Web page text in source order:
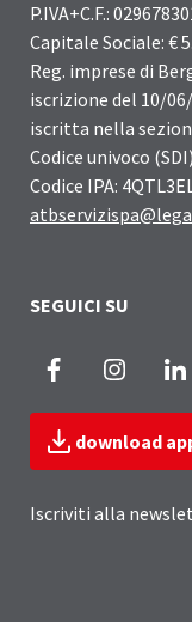
P.IVA+C.F.:
Capitale Sociale: €
Reg. imprese di
iscrizione del 10/
iscritta nella
Codice univoco
Codice IPA:
SEGUICI SU
Facebook
download
Iscriviti alla